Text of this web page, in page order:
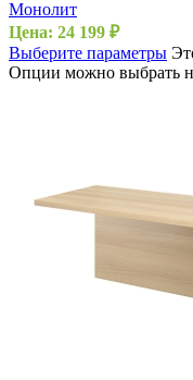
Монолит
Цена: 24 199 ₽
Выберите параметры
Опции можно выбрать